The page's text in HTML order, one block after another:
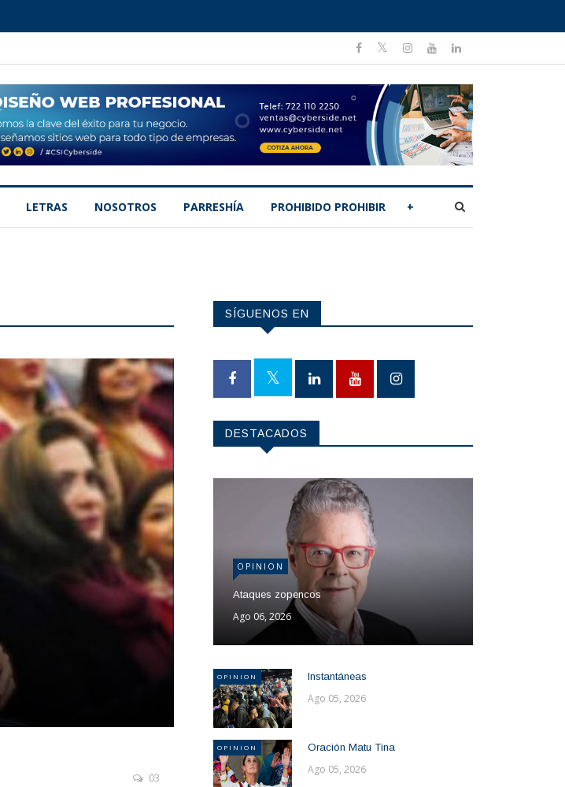
LETRAS NOSOTROS PARRESHÍA PROHIBIDO PROHIBIR +
03
SÍGUENOS EN
DESTACADOS
OPINION
Ataques zopencos
Ago 06, 2026
OPINION Instantáneas
Ago 05, 2026
OPINION Oración Matu Tina
Ago 05, 2026